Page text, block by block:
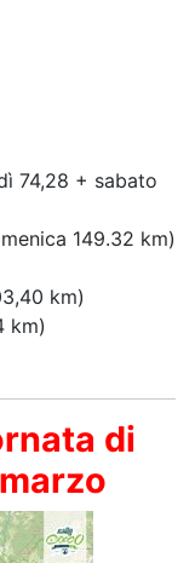
74,28 + sabato
149.32 km)
km)
km)
di